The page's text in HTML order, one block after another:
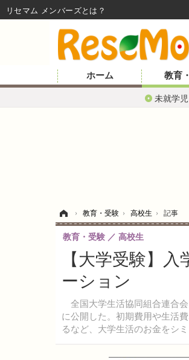
ホーム 教育
未就学児
› 教育・受験 › 高校生 › 記事
【大学受験】
ーション
全国大学生活協同組合連合会
に公開した。初期費用や生活
るなど、大学生活のお金をシ
教育・受験 高校生
リセマム メンバーズ